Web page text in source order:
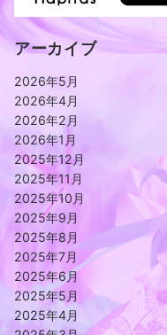
アーカイブ
2026年5月
2026年4月
2026年2月
2026年1月
2025年12月
2025年11月
2025年10月
2025年9月
2025年8月
2025年7月
2025年6月
2025年5月
2025年4月